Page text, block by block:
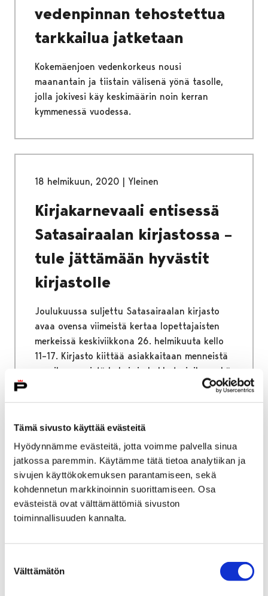
Tämä sivusto käyttää evästeitä
Hyödynnämme evästeitä, jotta voimme palvella sinua
jatkossa paremmin. Käytämme tätä tietoa analytiikan ja
sivujen käyttökokemuksen parantamiseen, sekä
kohdennetun markkinoinnin suorittamiseen. Osa
evästeistä ovat välttämättömiä sivuston
toiminnallisuuden kannalta.
valinta
Välttämätön
vedenpinnan tehostettua
tarkkailua jatketaan
Kokemäenjoen vedenkorkeus nousi
maanantain ja tiistain välisenä yönä tasolle,
jolla jokivesi käy keskimäärin noin kerran
kymmenessä vuodessa.
18 helmikuun, 2020 | Yleinen
Kirjakarnevaali entisessä
Satasairaalan kirjastossa –
tule jättämään hyvästit
kirjastolle
Joulukuussa suljettu Satasairaalan kirjasto
avaa ovensa viimeistä kertaa lopettajaisten
merkeissä keskiviikkona 26. helmikuuta kello
11–17. Kirjasto kiittää asiakkaitaan menneistä
vuosikymmenistä kahvi- ja kakkutarjoilun sekä
17 helmikuun, 2020 Yleinen
Ahlaisissa asukasilta – Pori
kutsuu paikalliset